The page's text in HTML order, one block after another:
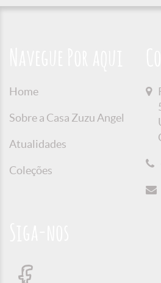
Home
Sobre a Casa Zuzu Angel
Atualidades
Coleções